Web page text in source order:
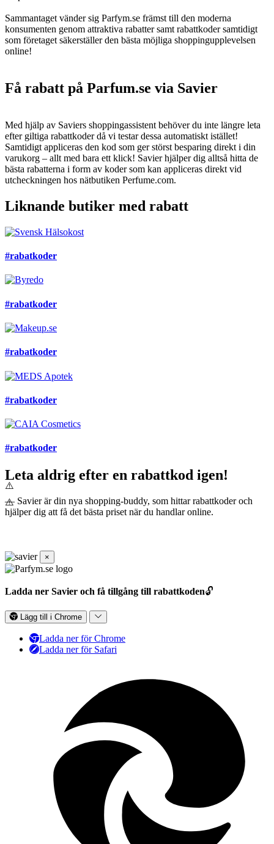
Sammantaget vänder sig Parfym.se främst till den moderna
konsumenten genom attraktiva rabatter samt rabattkoder samtidigt
som företaget säkerställer den bästa möjliga shoppingupplevelsen
online!
Få rabatt på Parfum.se via Savier
Med hjälp av Saviers shoppingassistent behöver du inte längre leta
efter giltiga rabattkoder då vi testar dessa automatiskt istället!
Samtidigt appliceras den kod som ger störst besparing direkt i din
varukorg – allt med bara ett klick! Savier hjälper dig alltså hitta de
bästa rabatterna i form av koder som kan appliceras direkt vid
utcheckningen hos nätbutiken Perfume.com.
Liknande butiker med rabatt
#rabatkoder
#rabatkoder
#rabatkoder
#rabatkoder
#rabatkoder
Leta aldrig efter en rabattkod igen!
— Savier är din nya shopping-buddy, som hittar rabattkoder och
hjälper dig att få det bästa priset när du handlar online.
×
Ladda ner Savier och få tillgång till rabattkoden🔓
Lägg till i Chrome
Ladda ner för Chrome
Ladda ner för Safari